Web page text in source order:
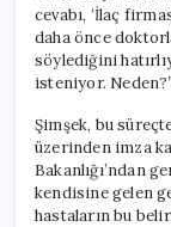
cevabı, ‘İlaç
daha önce
söylediğini
isteniyor.
Şimşek, bu
üzerinden imza
Bakanlığı’ndan
kendisine gelen
hastaların bu